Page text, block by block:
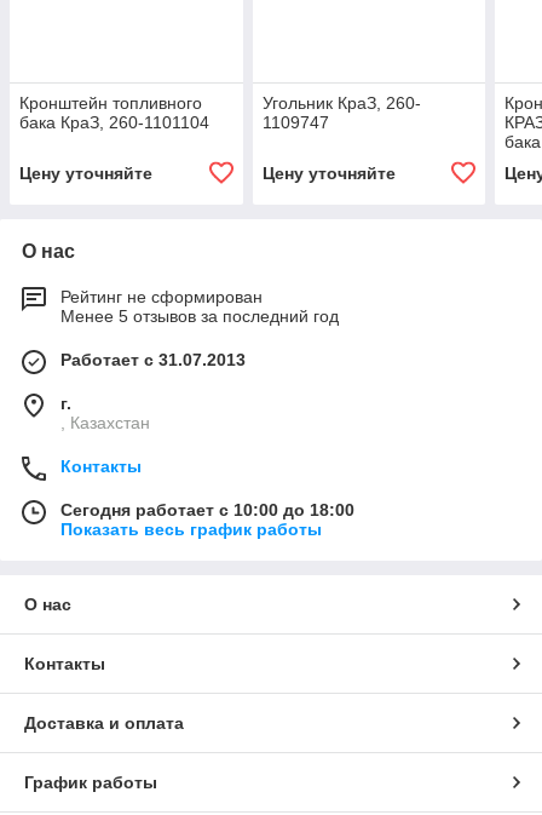
Кронштейн топливного
бака КраЗ, 260-1101104
Цену уточняйте
Угольник КраЗ, 260-
1109747
Цену уточняйте
О нас
Рейтинг не сформирован
Менее 5 отзывов за последний год
Работает с 31.07.2013
г.
, Казахстан
Контакты
Сегодня работает с 10:00 до 18:00
Показать весь график работы
О нас
Контакты
Доставка и оплата
График работы